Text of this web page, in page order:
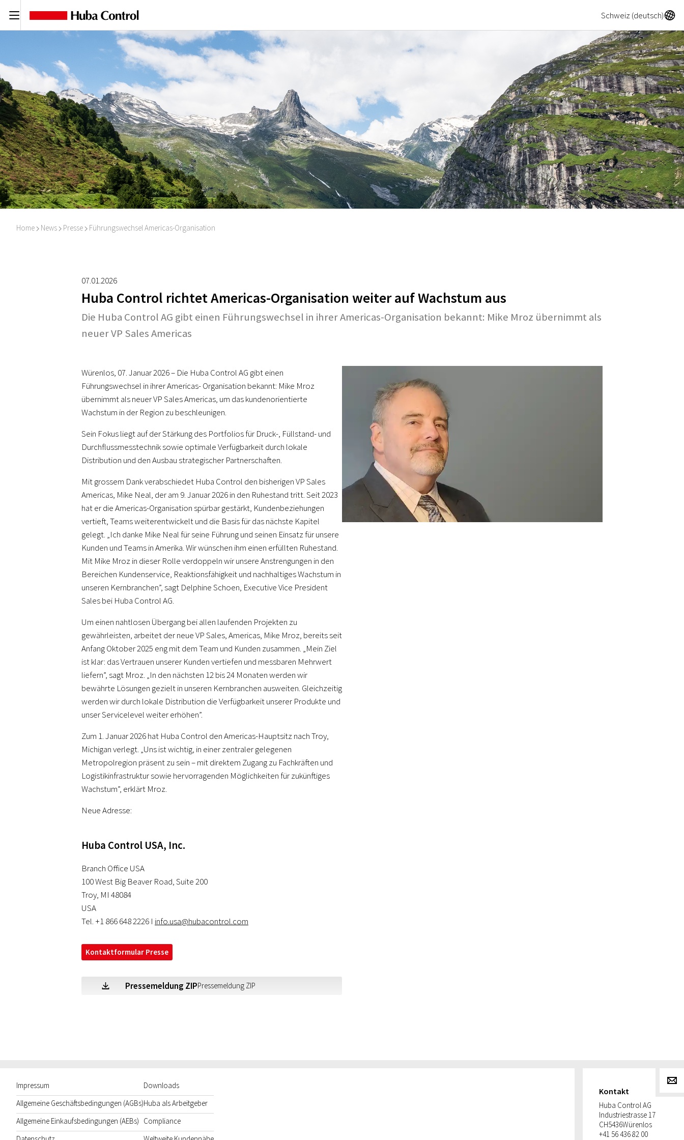
C Schweiz (deutsch)A
Home I News I Presse I Führungswechsel Americas-Organisation
07.01.2026
Huba Control richtet Americas-Organisation weiter auf Wachstum aus
Die Huba Control AG gibt einen Führungswechsel in ihrer Americas-Organisation bekannt: Mike Mroz übernimmt als
neuer VP Sales Americas
Würenlos, 07. Januar 2026 – Die Huba Control AG gibt einen
Führungswechsel in ihrer Americas- Organisation bekannt: Mike Mroz
übernimmt als neuer VP Sales Americas, um das kundenorientierte
Wachstum in der Region zu beschleunigen.
Sein Fokus liegt auf der Stärkung des Portfolios für Druck-, Füllstand- und
Durchflussmesstechnik sowie optimale Verfügbarkeit durch lokale
Distribution und den Ausbau strategischer Partnerschaften.
Mit grossem Dank verabschiedet Huba Control den bisherigen VP Sales
Americas, Mike Neal, der am 9. Januar 2026 in den Ruhestand tritt. Seit 2023
hat er die Americas-Organisation spürbar gestärkt, Kundenbeziehungen
vertieft, Teams weiterentwickelt und die Basis für das nächste Kapitel
gelegt. „Ich danke Mike Neal für seine Führung und seinen Einsatz für unsere
Kunden und Teams in Amerika. Wir wünschen ihm einen erfüllten Ruhestand.
Mit Mike Mroz in dieser Rolle verdoppeln wir unsere Anstrengungen in den
Bereichen Kundenservice, Reaktionsfähigkeit und nachhaltiges Wachstum in
unseren Kernbranchen”, sagt Delphine Schoen, Executive Vice President
Sales bei Huba Control AG.
Um einen nahtlosen Übergang bei allen laufenden Projekten zu
gewährleisten, arbeitet der neue VP Sales, Americas, Mike Mroz, bereits seit
Anfang Oktober 2025 eng mit dem Team und Kunden zusammen. „Mein Ziel
ist klar: das Vertrauen unserer Kunden vertiefen und messbaren Mehrwert
liefern”, sagt Mroz. „In den nächsten 12 bis 24 Monaten werden wir
bewährte Lösungen gezielt in unseren Kernbranchen ausweiten. Gleichzeitig
werden wir durch lokale Distribution die Verfügbarkeit unserer Produkte und
unser Servicelevel weiter erhöhen”.
Zum 1. Januar 2026 hat Huba Control den Americas-Hauptsitz nach Troy,
Michigan verlegt. „Uns ist wichtig, in einer zentraler gelegenen
Metropolregion präsent zu sein – mit direktem Zugang zu Fachkräften und
Logistikinfrastruktur sowie hervorragenden Möglichkeiten für zukünftiges
Wachstum”, erklärt Mroz.
Neue Adresse:
Huba Control USA, Inc.
Branch Office USA
100 West Big Beaver Road, Suite 200
Troy, MI 48084
USA
Tel. +1 866 648 2226 I info.usa@hubacontrol.com
Kontaktformular Presse
Pressemeldung ZIPPressemeldung ZIP
Z
Impressum
Allgemeine Geschäftsbedingungen (AGBs)
Allgemeine Einkaufsbedingungen (AEBs)
Downloads
Huba als Arbeitgeber
Compliance
Kontakt
Huba Control AG
Industriestrasse 17
CH5436Würenlos
+41 56 436 82 00
g